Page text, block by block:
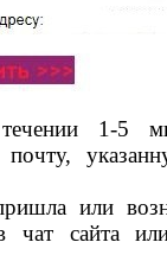
1-5
или
чат сайта